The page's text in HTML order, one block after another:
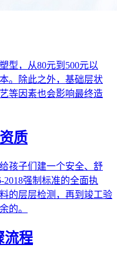
型，从80元到500元以
。除此之外，基础层状
等因素也会影响最终造
质
孩子们建一个安全、舒
强制标准的全面执
的层层检测，再到竣工验
的。
流程